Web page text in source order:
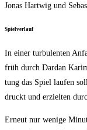
Jonas Hart­wig und
Spiel­ver­lauf
In einer tur­bu­len­ten
früh durch Dar­dan
tung das Spiel lau­fen
druckt und erziel­ten
Erneut nur weni­ge